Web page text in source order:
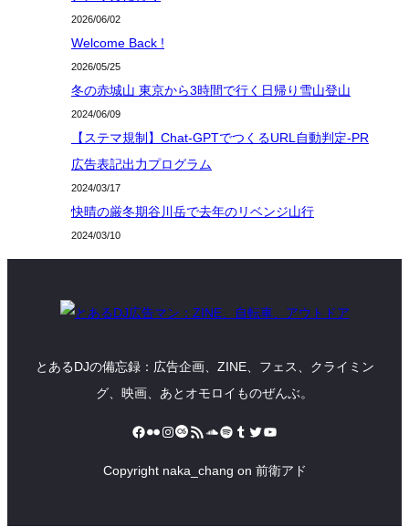
2026/06/02
Welcome Back !
2026/05/25
冬の赤城山 東京から3時間で行く日帰り雪山登山
2024/06/09
【ステマ規制】Chat-GPTでつくるURL自動判定-PR
広告表記出力プログラム
2024/03/17
快晴の厳冬期谷川岳で去年のリベンジ山行
2024/03/10
とあるDJの備忘録：広告企画、ZINE、フェス、クライミン
グ、映画、あとオモロイものぜんぶ。
Facebook
FlickrInstagram
Last.fm
RSS フィードSoundCloud
Spotify
Tumblr
Twitter
YouTube
Copyright naka_chang on 前衛アド